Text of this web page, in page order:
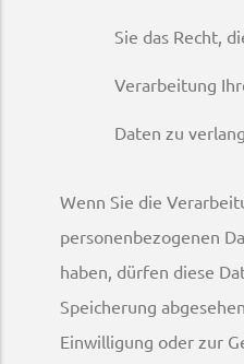
Sie das Recht,
Verarbeitung
Daten zu
Wenn Sie die
personenbezogenen
haben, dürfen diese
Speicherung
Einwilligung oder zur